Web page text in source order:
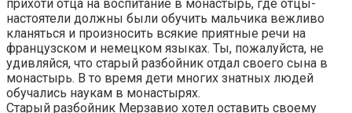
прихоти отца на воспитание в монастырь, где отцы-
настоятели должны были обучить мальчика вежливо
кланяться и произносить всякие приятные речи на
французском и немецком языках. Ты, пожалуйста, не
удивляйся, что старый разбойник отдал своего сына в
монастырь. В то время дети многих знатных людей
обучались наукам в монастырях.
Старый разбойник Мерзавио хотел оставить своему